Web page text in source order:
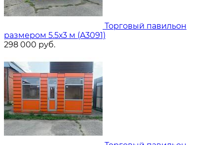
Торговый павильон
размером 5.5х3 м (A3091)
298 000 руб.